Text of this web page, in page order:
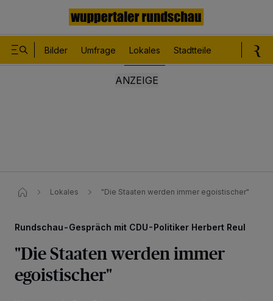
Bilder Umfrage Lokales Stadtteile
Lokales "Die Staaten werden immer egoistischer"
Rundschau-Gespräch mit CDU-Politiker Herbert Reul
"Die Staaten werden immer
egoistischer"